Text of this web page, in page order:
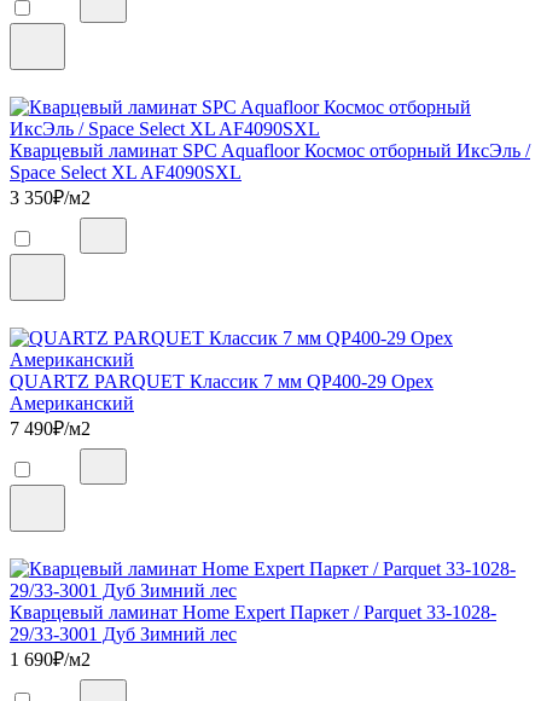
Кварцевый ламинат SPC Aquafloor Космос отборный ИксЭль /
Space Select XL AF4090SXL
3 350₽/м2
QUARTZ PARQUET Классик 7 мм QP400-29 Орех
Американский
7 490₽/м2
Кварцевый ламинат Home Expert Паркет / Parquet 33-1028-
29/33-3001 Дуб Зимний лес
1 690₽/м2